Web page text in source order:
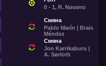
0 - 1, R. Navarro
Смяна
Pablo Marín | Brais
Méndez
Смяна
Jon Karrikaburu |
A. Sørloth